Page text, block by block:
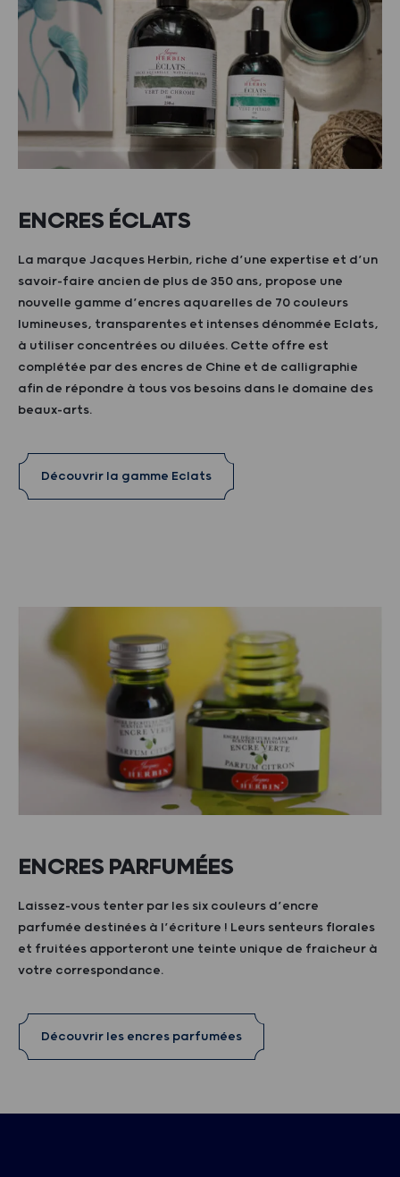
ENCRES ÉCLATS
La marque Jacques Herbin, riche d’une expertise et d’un
savoir-faire ancien de plus de 350 ans, propose une
nouvelle gamme d’encres aquarelles de 70 couleurs
lumineuses, transparentes et intenses dénommée Eclats,
à utiliser concentrées ou diluées. Cette offre est
complétée par des encres de Chine et de calligraphie
afin de répondre à tous vos besoins dans le domaine des
beaux-arts.
Découvrir la gamme Eclats
ENCRES PARFUMÉES
Laissez-vous tenter par les six couleurs d’encre
parfumée destinées à l’écriture ! Leurs senteurs florales
et fruitées apporteront une teinte unique de fraicheur à
votre correspondance.
Découvrir les encres parfumées